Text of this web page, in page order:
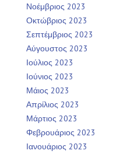
Νοέμβριος 2023
Οκτώβριος 2023
Σεπτέμβριος 2023
Αύγουστος 2023
Ιούλιος 2023
Ιούνιος 2023
Μάιος 2023
Απρίλιος 2023
Μάρτιος 2023
Φεβρουάριος 2023
Ιανουάριος 2023